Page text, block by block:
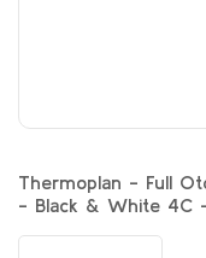
Thermoplan - Full
- Black & White 4C